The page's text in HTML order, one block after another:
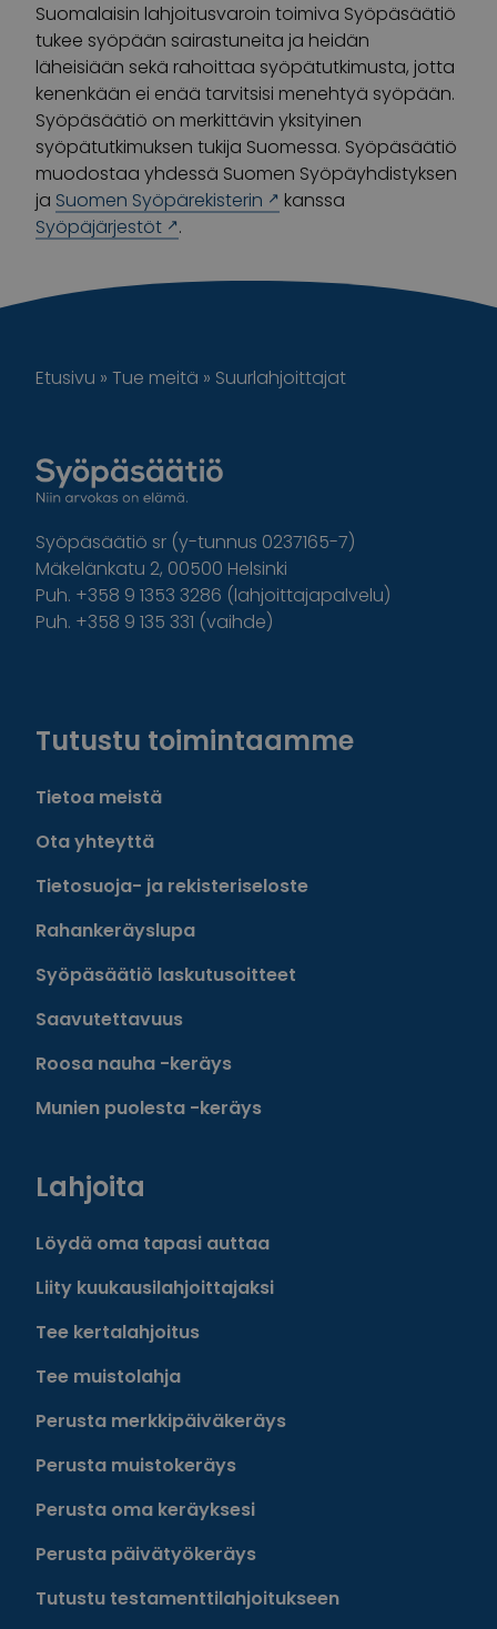
Suomalaisin lahjoitusvaroin toimiva Syöpäsäätiö
tukee syöpään sairastuneita ja heidän
läheisiään sekä rahoittaa syöpätutkimusta, jotta
kenenkään ei enää tarvitsisi menehtyä syöpään.
Syöpäsäätiö on merkittävin yksityinen
syöpätutkimuksen tukija Suomessa. Syöpäsäätiö
muodostaa yhdessä Suomen Syöpäyhdistyksen
ja Suomen Syöpärekisterin
kanssa
Syöpäjärjestöt
.
Etusivu » Tue meitä » Suurlahjoittajat
Syöpäsäätiö sr (y-tunnus 0237165-7)
Mäkelänkatu 2, 00500 Helsinki
Puh. +358 9 1353 3286 (lahjoittajapalvelu)
Puh. +358 9 135 331 (vaihde)
Tutustu toimintaamme
Tietoa meistä
Ota yhteyttä
Tietosuoja- ja rekisteriseloste
Rahankeräyslupa
Syöpäsäätiö laskutusoitteet
Saavutettavuus
Roosa nauha -keräys
Munien puolesta -keräys
Lahjoita
Löydä oma tapasi auttaa
Liity kuukausilahjoittajaksi
Tee kertalahjoitus
Tee muistolahja
Perusta merkkipäiväkeräys
Perusta muistokeräys
Perusta oma keräyksesi
Perusta päivätyökeräys
Tutustu testamenttilahjoitukseen